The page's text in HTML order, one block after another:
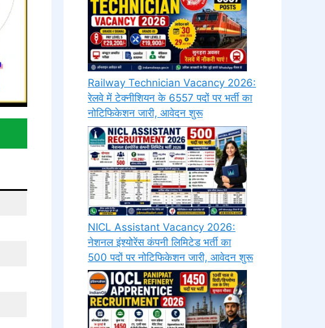
Railway Technician Vacancy 2026:
रेलवे में टेक्नीशियन के 6557 पदों पर भर्ती का
नोटिफिकेशन जारी, आवेदन शुरू
NICL Assistant Vacancy 2026:
नेशनल इंश्योरेंस कंपनी लिमिटेड भर्ती का
500 पदों पर नोटिफिकेशन जारी, आवेदन शुरू